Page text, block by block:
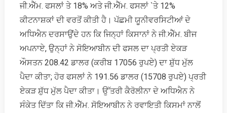
ਜੀ.ਐੱਮ. ਫਸਲਾਂ ਤੇ 18% ਅਤੇ ਜੀ.ਐੱਮ. ਫਸਲਾਂ `ਤੇ 12%
ਕੀਟਨਾਸ਼ਕਾਂ ਦੀ ਵਰਤੋਂ ਕੀਤੀ ਹੈ। ਪੱਛਮੀ ਯੂਨੀਵਰਸਿਟੀਆਂ ਦੇ
ਅਧਿਐਨ ਦਰਸਾਉਂਦੇ ਹਨ ਕਿ ਜਿਨ੍ਹਾਂ ਕਿਸਾਨਾਂ ਨੇ ਜੀ.ਐੱਮ. ਬੀਜ
ਅਪਨਾਏ, ਉਨ੍ਹਾਂ ਨੇ ਸੋਇਆਬੀਨ ਦੀ ਫਸਲ ਦਾ ਪ੍ਰਤੀ ਏਕੜ
ਔਸਤਨ 208.42 ਡਾਲਰ (ਕਰੀਬ 17056 ਰੁਪਏ) ਦਾ ਸ਼ੁੱਧ ਮੁੱਲ
ਪੈਦਾ ਕੀਤਾ; ਹੋਰ ਫਸਲਾਂ ਨੇ 191.56 ਡਾਲਰ (15708 ਰੁਪਏ) ਪ੍ਰਤੀ
ਏਕੜ ਸ਼ੁੱਧ ਮੁੱਲ ਪੈਦਾ ਕੀਤਾ। ਉੱਤਰੀ ਕੈਰੋਲੀਨਾ ਦੇ ਅਧਿਐਨ ਨੇ
ਸੰਕੇਤ ਦਿੱਤਾ ਕਿ ਜੀ.ਐੱਮ. ਸੋਇਆਬੀਨ ਨੇ ਰਵਾਇਤੀ ਕਿਸਮਾਂ ਨਾਲੋਂ